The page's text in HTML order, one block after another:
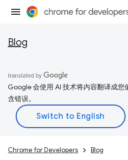
Blog
Google 会使用 AI 技术将内容翻译成您
含错误。
Chrome for Developers Blog